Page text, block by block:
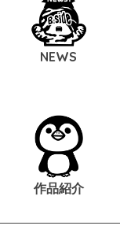
NEWS
作品紹介